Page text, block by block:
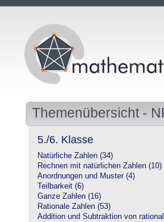
Themenübersicht -
5./6. Klasse
Natürliche Zahlen (34)
Rechnen mit natürlichen Zahlen (10)
Anordnungen und Muster (4)
Teilbarkeit (6)
Ganze Zahlen (16)
Rationale Zahlen (53)
Addition und Subtraktion von